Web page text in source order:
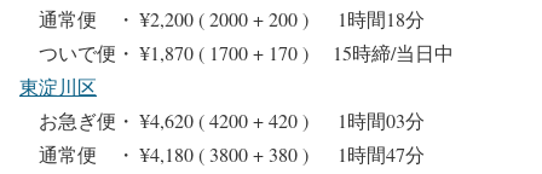
通常便 ・ ¥2,200 ( 2000 + 200 ) 1時間18分
ついで便・ ¥1,870 ( 1700 + 170 ) 15時締/当日中
東淀川区
お急ぎ便・ ¥4,620 ( 4200 + 420 ) 1時間03分
通常便 ・ ¥4,180 ( 3800 + 380 ) 1時間47分